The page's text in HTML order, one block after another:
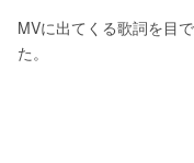
MVに出てくる歌詞を目
た。